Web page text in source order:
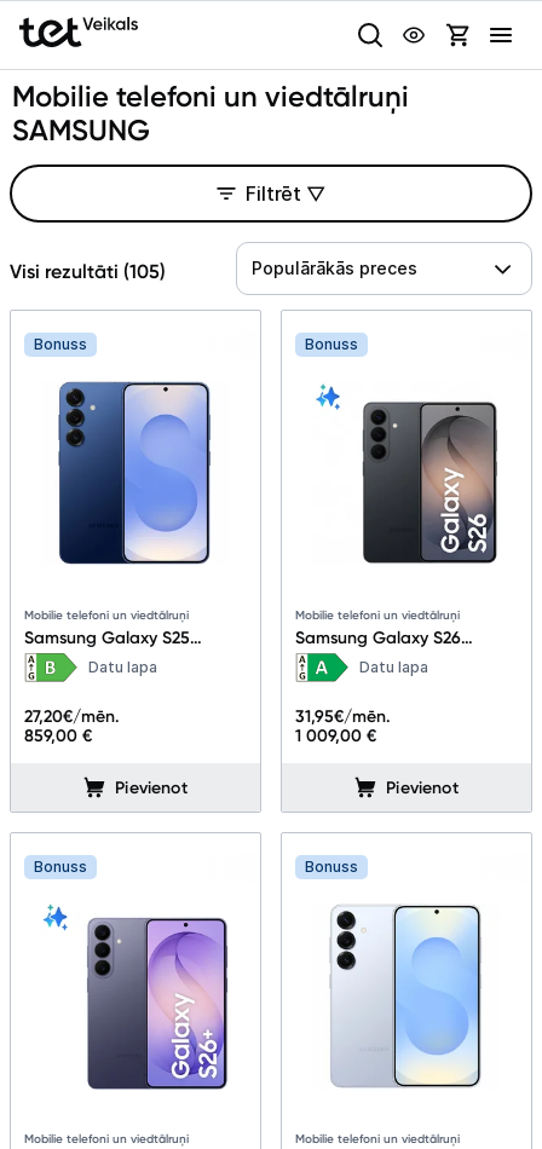
Uz kategorijam Uz galveno saturu
Pasūtījuma statuss
Akcijas
Izvēlies kāroto ierīci izdevīgāk!
TV un audio
Datortehnika
Telefoni, planšetdatori
Telefoni un aksesuāri
Mobilie telefoni un viedtālruņi
Telefona vāciņi un maciņi
Akumulatori (Power bank)
Auto telefona turētāji
Lādētāji, kabeļi un adapteri
Brīvroku austiņas
Planšetdatori un aksesuāri
Piederumi
Gaišā Tumšā Sistēmas
Animācijas
Globāls iestatījums animāciju aktivizēšanai vai deaktivizēšanai visā
Mobilie telefoni un viedtālruņi
SAMSUNG
Filtrēt ▽
Visi rezultāti (105) Populārākās preces
Bonuss
Mobilie telefoni un viedtālruņi
Samsung Galaxy S25
12+128GB Navy
Datu lapa
859,00 €
27,20€/mēn.
Pievienot
Bonuss
Mobilie telefoni un viedtālruņi
Samsung Galaxy S26
12+256GB Black
Datu lapa
1 009,00 €
31,95€/mēn.
Pievienot
Bonuss
Mobilie telefoni un viedtālruņi
Bonuss
Mobilie telefoni un viedtālruņi